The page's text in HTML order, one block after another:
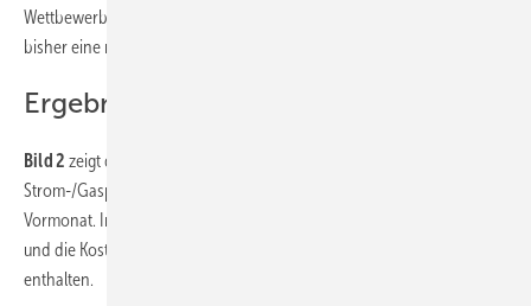
Wettbewerb. Deshalb wird für das WP-Strom-/Gaspreis-Barometer
bisher eine rechnerische Tarifumwandlung vorgenommen.
Ergebnisse
Bild 2 zeigt die effektiven Arbeitspreise, das
Strom-/Gaspreisverhältnis und seine Veränderung gegenüber dem
Vormonat. In den effektiven Arbeitspreisen sind alle Grundgebühren
und die Kosten für die Messstelle(n) und den Messstellenbetrieb
enthalten.